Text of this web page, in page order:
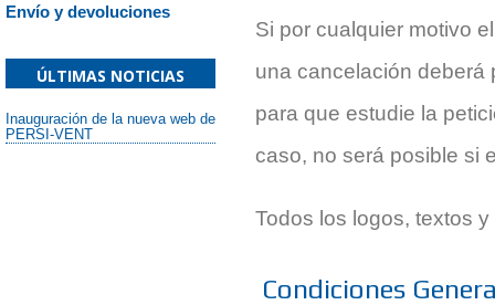
Envío y devoluciones
ÚLTIMAS NOTICIAS
Inauguración de la nueva web de
PERSI-VENT
Si por cualquier motivo
una cancelación deberá
para que estudie la
caso, no será posible si
Todos los logos, textos
Condiciones